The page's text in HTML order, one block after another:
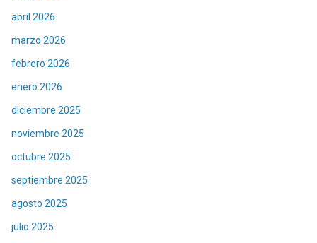
abril 2026
marzo 2026
febrero 2026
enero 2026
diciembre 2025
noviembre 2025
octubre 2025
septiembre 2025
agosto 2025
julio 2025